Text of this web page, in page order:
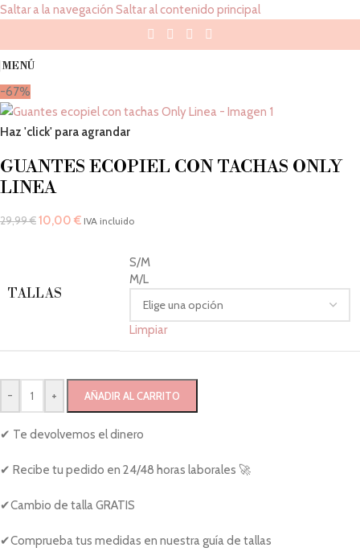
Saltar a la navegación Saltar al contenido principal
MENÚ
-67%
Haz 'click' para agrandar
GUANTES ECOPIEL CON TACHAS ONLY
LINEA
29,99€10,00 € IVA incluido
TALLAS
S/M
M/L
Limpiar
- + AÑADIR AL CARRITO
✔ Te devolvemos el dinero
✔ Recibe tu pedido en 24/48 horas laborales 🚀
✔Cambio de talla GRATIS
✔Comprueba tus medidas en nuestra guía de tallas